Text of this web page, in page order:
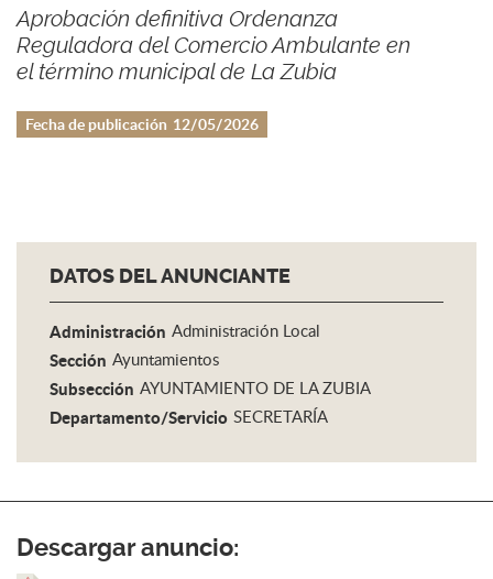
Aprobación definitiva Ordenanza
Reguladora del Comercio Ambulante en
el término municipal de La Zubia
Fecha de publicación 12/05/2026
DATOS DEL ANUNCIANTE
Administración Administración Local
Sección Ayuntamientos
Subsección AYUNTAMIENTO DE LA ZUBIA
Departamento/Servicio SECRETARÍA
Descargar anuncio: